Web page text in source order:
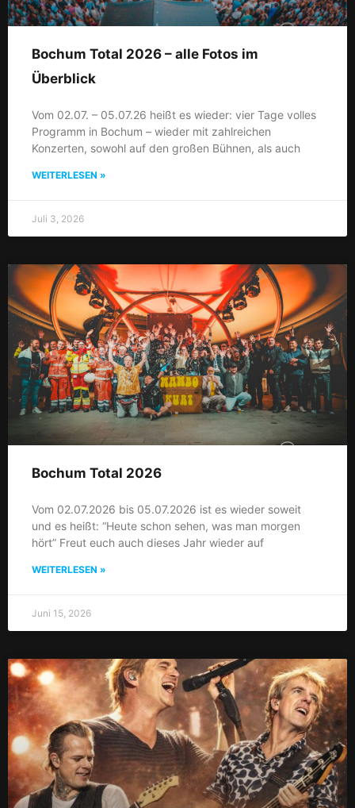
Bochum Total 2026 – alle Fotos im
Überblick
Vom 02.07. – 05.07.26 heißt es wieder: vier Tage volles
Programm in Bochum – wieder mit zahlreichen
Konzerten, sowohl auf den großen Bühnen, als auch
WEITERLESEN »
Juli 3, 2026
Bochum Total 2026
Vom 02.07.2026 bis 05.07.2026 ist es wieder soweit
und es heißt: “Heute schon sehen, was man morgen
hört” Freut euch auch dieses Jahr wieder auf
WEITERLESEN »
Juni 15, 2026